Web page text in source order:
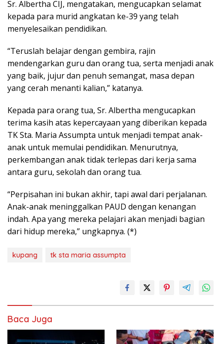
Sr. Albertha CIJ, mengatakan, mengucapkan selamat
kepada para murid angkatan ke-39 yang telah
menyelesaikan pendidikan.
“Teruslah belajar dengan gembira, rajin
mendengarkan guru dan orang tua, serta menjadi anak
yang baik, jujur dan penuh semangat, masa depan
yang cerah menanti kalian,” katanya.
Kepada para orang tua, Sr. Albertha mengucapkan
terima kasih atas kepercayaan yang diberikan kepada
TK Sta. Maria Assumpta untuk menjadi tempat anak-
anak untuk memulai pendidikan. Menurutnya,
perkembangan anak tidak terlepas dari kerja sama
antara guru, sekolah dan orang tua.
“Perpisahan ini bukan akhir, tapi awal dari perjalanan.
Anak-anak meninggalkan PAUD dengan kenangan
indah. Apa yang mereka pelajari akan menjadi bagian
dari hidup mereka,” ungkapnya. (*)
kupang tk sta maria assumpta
Baca Juga